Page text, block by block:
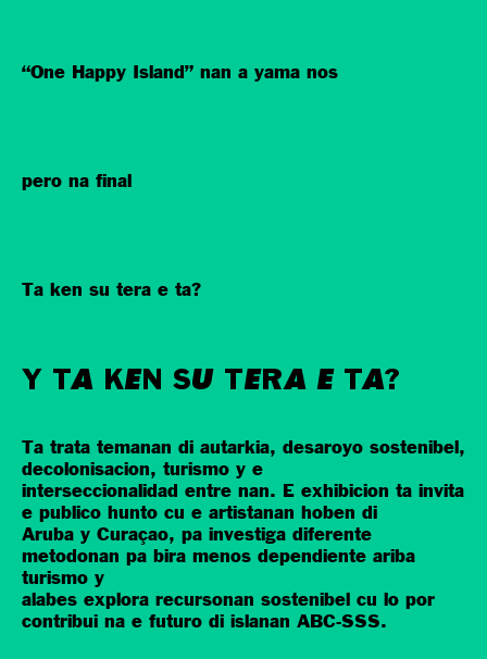
“One Happy Island” nan a yama nos
pero na final
Ta ken su tera e ta?
Y TA KEN SU TERA E TA?
Ta trata temanan di autarkia, desaroyo sostenibel,
decolonisacion, turismo y e
interseccionalidad entre nan. E exhibicion ta invita
e publico hunto cu e artistanan hoben di
Aruba y Curaçao, pa investiga diferente
metodonan pa bira menos dependiente ariba
turismo y
alabes explora recursonan sostenibel cu lo por
contribui na e futuro di islanan ABC-SSS.